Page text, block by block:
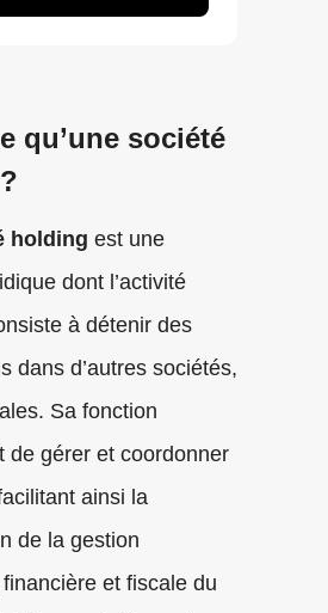
qu’une société
holding est une
dont l’activité
à détenir des
dans d’autres sociétés,
Sa fonction
de gérer et coordonner
ainsi la
de la gestion
et fiscale du